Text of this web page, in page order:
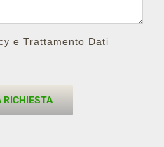
e Trattamento Dati